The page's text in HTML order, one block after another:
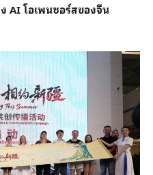
AI โอเพนซอร์สของจีน